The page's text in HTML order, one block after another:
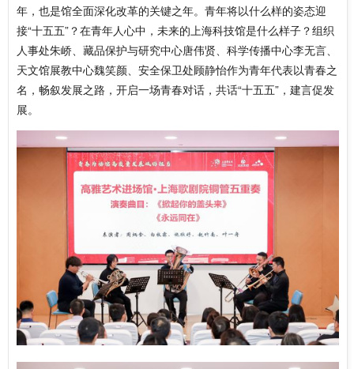
年，也是馆全面深化改革的关键之年。青年将以什么样的姿态迎
接“十五五”？在青年人心中，未来的上海科技馆是什么样子？组织
人事处朱峤、藏品保护与研究中心唐伟贤、科学传播中心李无言、
天文馆展教中心魏笑颜、安全保卫处顾静怡作为青年代表以青春之
名，畅叙发展之路，开启一场青春对话，共话“十五五”，建言促发
展。